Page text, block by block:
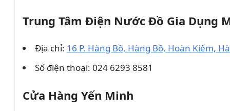
Trung Tâm Điện Nước Đồ Gia Dụng
Địa chỉ: 16 P. Hàng Bồ, Hàng Bồ, Hoàn Kiếm,
Số điện thoại: 024 6293 8581
Cửa Hàng Yến Minh